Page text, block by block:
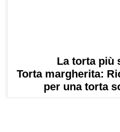
La torta più
Torta margherita:
per una torta